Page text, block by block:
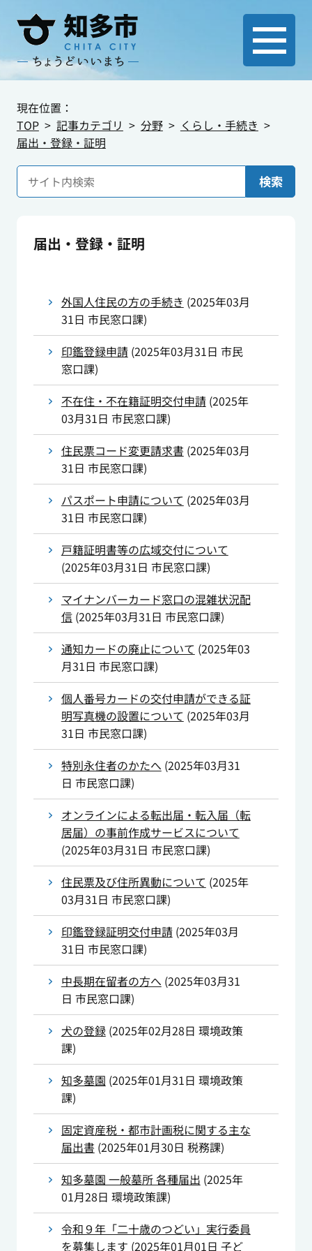
現在位置：
TOP
記事カテゴリ 分野
くらし・手続き
届出・登録・証明
検索
届出・登録・証明
外国人住民の方の手続き (2025年03月
31日 市民窓口課)
印鑑登録申請(2025年03月31日 市民
窓口課)
不在住・不在籍証明交付申請(2025年
03月31日 市民窓口課)
住民票コード変更請求書 (2025年03月
31日 市民窓口課)
パスポート申請について (2025年03月
31日 市民窓口課)
戸籍証明書等の広域交付について
(2025年03月31日 市民窓口課)
マイナンバーカード窓口の混雑状況配
信(2025年03月31日 市民窓口課)
通知カードの廃止について (2025年03
月31日 市民窓口課)
個人番号カードの交付申請ができる証
明写真機の設置について (2025年03月
31日 市民窓口課)
特別永住者のかたへ (2025年03月31
日 市民窓口課)
オンラインによる転出届・転入届（転
居届）の事前作成サービスについて
(2025年03月31日 市民窓口課)
住民票及び住所異動について (2025年
03月31日 市民窓口課)
印鑑登録証明交付申請(2025年03月
31日 市民窓口課)
中長期在留者の方へ (2025年03月31
日 市民窓口課)
犬の登録(2025年02月28日 環境政策
課)
知多墓園 (2025年01月31日 環境政策
課)
固定資産税・都市計画税に関する主な
届出書 (2025年01月30日 税務課)
知多墓園 一般墓所 各種届出 (2025年
01月28日 環境政策課)
令和９年「二十歳のつどい」実行委員
を募集します (2025年01月01日 子ど